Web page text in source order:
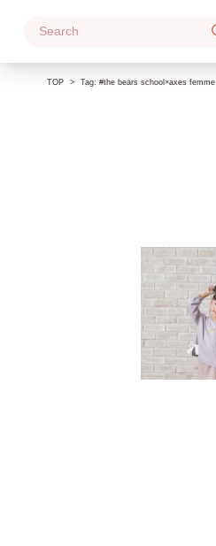
TOP Tag:#the bears school×axes femme